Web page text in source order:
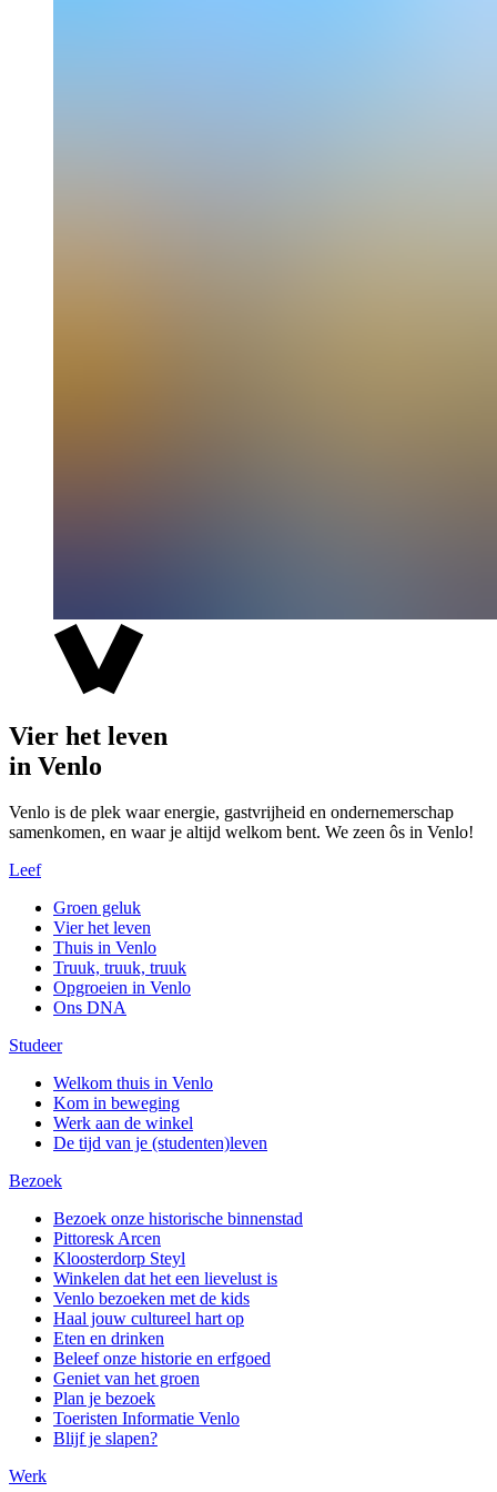
Vier het leven
in Venlo
Venlo is de plek waar energie, gastvrijheid en ondernemerschap
samenkomen, en waar je altijd welkom bent. We zeen ôs in Venlo!
Leef
Groen geluk
Vier het leven
Thuis in Venlo
Truuk, truuk, truuk
Opgroeien in Venlo
Ons DNA
Studeer
Welkom thuis in Venlo
Kom in beweging
Werk aan de winkel
De tijd van je (studenten)leven
Bezoek
Bezoek onze historische binnenstad
Pittoresk Arcen
Kloosterdorp Steyl
Winkelen dat het een lievelust is
Venlo bezoeken met de kids
Haal jouw cultureel hart op
Eten en drinken
Beleef onze historie en erfgoed
Geniet van het groen
Plan je bezoek
Toeristen Informatie Venlo
Blijf je slapen?
Werk